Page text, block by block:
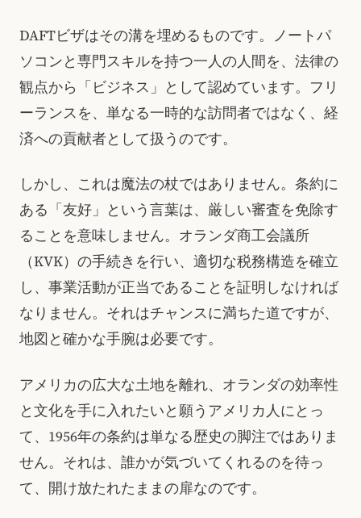
DAFTビザはその溝を埋めるものです。ノートパ
ソコンと専門スキルを持つ一人の人間を、法律の
観点から「ビジネス」として認めています。フリ
ーランスを、単なる一時的な訪問者ではなく、経
済への貢献者として扱うのです。
しかし、これは魔法の杖ではありません。条約に
ある「友好」という言葉は、厳しい審査を免除す
ることを意味しません。オランダ商工会議所
（KVK）の手続きを行い、適切な税務構造を確立
し、事業活動が正当であることを証明しなければ
なりません。それはチャンスに満ちた道ですが、
地図と確かな手腕は必要です。
アメリカの広大な土地を離れ、オランダの効率性
と文化を手に入れたいと願うアメリカ人にとっ
て、1956年の条約は単なる歴史の脚注ではありま
せん。それは、誰かが気づいてくれるのを待っ
て、開け放たれたままの扉なのです。